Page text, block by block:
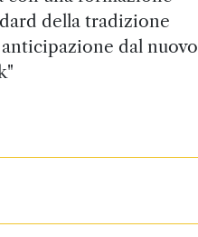
della tradizione
dal nuovo